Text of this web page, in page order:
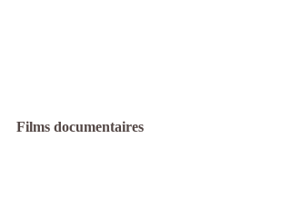
Films documentaires